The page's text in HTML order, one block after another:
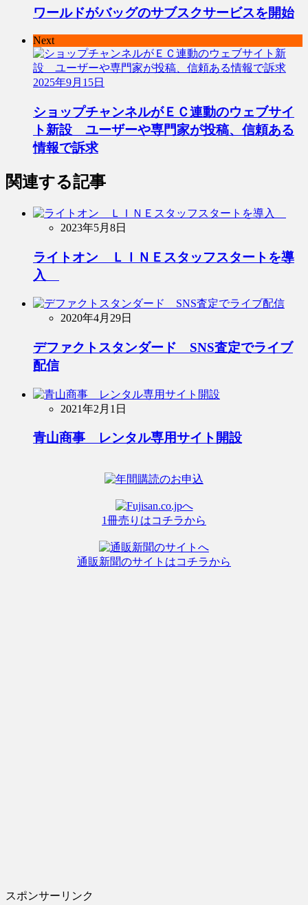
ワールドがバッグのサブスクサービスを開始
Next
2025年9月15日
ショップチャンネルがＥＣ連動のウェブサイ
ト新設 ユーザーや専門家が投稿、信頼ある
情報で訴求
関連する記事
2023年5月8日
ライトオン ＬＩＮＥスタッフスタートを導
入
2020年4月29日
デファクトスタンダード SNS査定でライブ
配信
2021年2月1日
青山商事 レンタル専用サイト開設
1冊売りはコチラから
通販新聞のサイトはコチラから
スポンサーリンク